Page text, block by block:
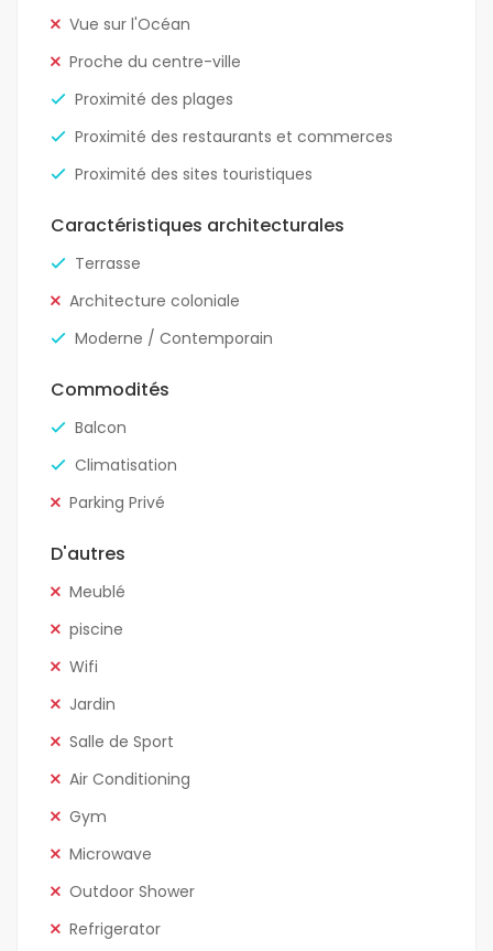
Vue sur l'Océan
Proche du centre-ville
Proximité des plages
Proximité des restaurants et commerces
Proximité des sites touristiques
Caractéristiques architecturales
Terrasse
Architecture coloniale
Moderne / Contemporain
Commodités
Balcon
Climatisation
Parking Privé
D'autres
Meublé
piscine
Wifi
Jardin
Salle de Sport
Air Conditioning
Gym
Microwave
Outdoor Shower
Refrigerator